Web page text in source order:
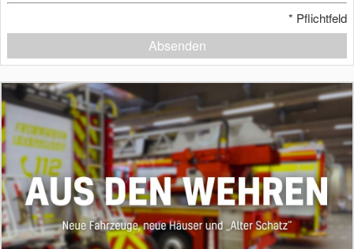
* Pflichtfeld
Absenden